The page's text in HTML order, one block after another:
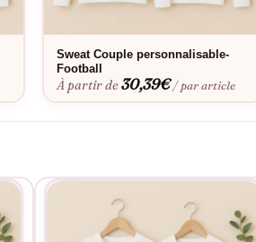
Sweat Couple personnalisable-
Football
À partir de30,39€ / par article